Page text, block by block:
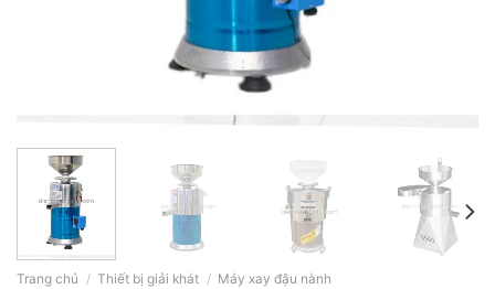
Trang chủ / Thiết bị giải khát / Máy xay đậu nành